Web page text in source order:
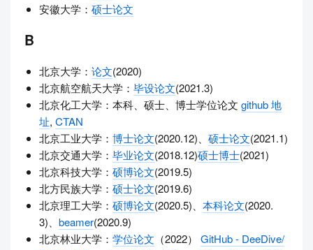
安徽大学： 硕士论文
B
北京大学： 论文(2020)
北京航空航天大学： 毕设论文(2021.3)
北京化工大学：本科、硕士、博士学位论文 github 地
址, CTAN
北京工业大学： 博士论文(2020.12)、 硕士论文(2021.1)
北京交通大学： 毕业论文(2018.12)硕士博士(2021)
北京科技大学： 硕博论文(2019.5)
北方民族大学： 硕士论文(2019.6)
北京理工大学： 硕博论文(2020.5)、 本科论文(2020.
3)、 beamer(2020.9)
北京林业大学： 学位论文 （2022） GitHub - DeeDive/